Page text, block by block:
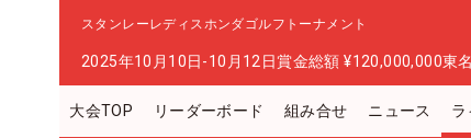
スタンレーレディスホンダゴルフトーナメント
2025年10月10日-10月12日賞金総額 ¥120,000,000東
大会TOP リーダーボード 組み合せ ニュース ラ